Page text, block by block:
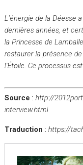
L’énergie de la Déesse
dernières années, et
la Princesse de
restaurer la présence
l’Étoile. Ce processus
Source:http://
interview.html
Traduction:https://